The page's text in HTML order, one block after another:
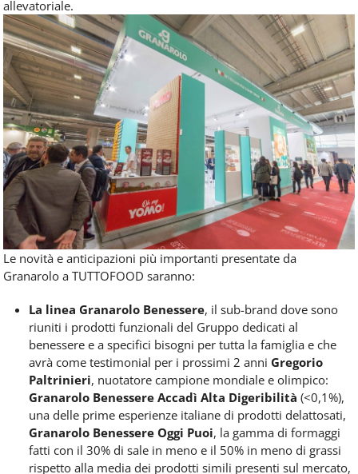
allevatoriale.
Le novità e anticipazioni più importanti presentate da
Granarolo a TUTTOFOOD saranno:
La linea Granarolo Benessere, il sub-brand dove sono
riuniti i prodotti funzionali del Gruppo dedicati al
benessere e a specifici bisogni per tutta la famiglia e che
avrà come testimonial per i prossimi 2 anni Gregorio
Paltrinieri, nuotatore campione mondiale e olimpico:
Granarolo Benessere Accadì Alta Digeribilità (<0,1%),
una delle prime esperienze italiane di prodotti delattosati,
Granarolo Benessere Oggi Puoi, la gamma di formaggi
fatti con il 30% di sale in meno e il 50% in meno di grassi
rispetto alla media dei prodotti simili presenti sul mercato,